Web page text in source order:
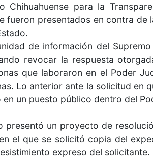
Chihuahuense para la
presentados en contra de
de información del
revocar la respuesta
que laboraron en el Poder
Lo anterior ante la solicitud en
un puesto público dentro del
presentó un proyecto de
el que se solicitó copia del
expreso del solicitante.